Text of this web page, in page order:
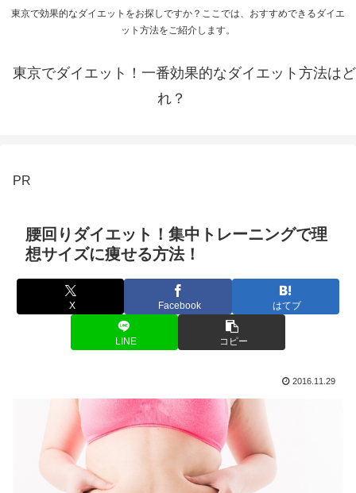
東京で効果的なダイエットをお探しですか？ここでは、おすすめできるダイエ
ット方法をご紹介します。
東京でダイエット！一番効果的なダイエット方法はど
れ？
PR
腰回りダイエット！集中トレーニングで理
想サイズに痩せる方法！
X Facebook はてブ
LINE コピー
2016.11.29